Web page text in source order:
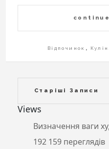
Відпочинок ,
Навігація
записами
Старіші Записи
Views
Визначення ваги
192 159 переглядів